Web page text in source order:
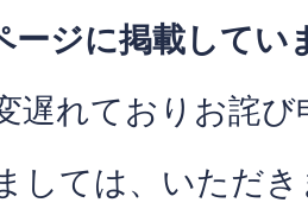
ージに掲載してい
遅れておりお詫
しては、いただ